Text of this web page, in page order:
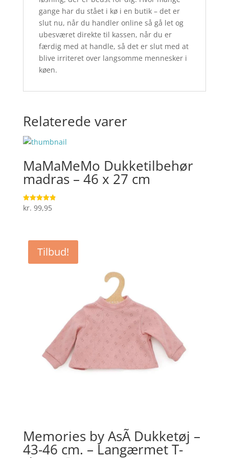
gange har du stået i kø i en butik – det er
slut nu, når du handler online så gå let og
ubesværet direkte til kassen, når du er
færdig med at handle, så det er slut med at
blive irriteret over langsomme mennesker i
køen.
Relaterede varer
MaMaMeMo Dukketilbehør
madras – 46 x 27 cm
Vurderet
4.9
kr. 99,95
Tilbud!
Memories by AsÃ­ Dukketøj –
43-46 cm. – Langærmet T-